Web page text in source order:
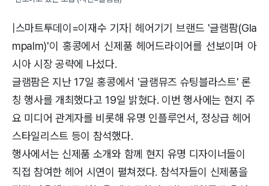
|스마트투데이=이재수 기자| 헤어기기 브랜드 '글램팜(Gla
mpalm)'이 홍콩에서 신제품 헤어드라이어를 선보이며 아
시아 시장 공략에 나섰다.
글램팜은 지난 17일 홍콩에서 '글램뮤즈 슈팅블라스트' 론
칭 행사를 개최했다고 19일 밝혔다. 이번 행사에는 현지 주
요 미디어 관계자를 비롯해 유명 인플루언서, 정상급 헤어
스타일리스트 등이 참석했다.
행사에서는 신제품 소개와 함께 현지 유명 디자이너들이
직접 참여한 헤어 시연이 펼쳐졌다. 참석자들이 신제품을